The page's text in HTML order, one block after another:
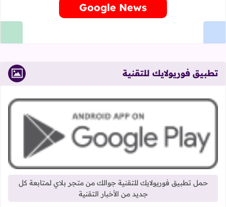
Google News
تطبيق فوريولايك للتقنية
حمل تطبيق فوريولايك للتقنية جوالك من متجر بلاي لمتابعة كل
جديد من الأخبار التقنية